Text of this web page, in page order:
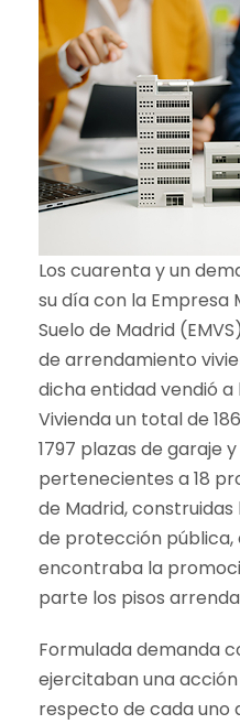
Los cuarenta y un
su día con la Empresa
Suelo de Madrid
de arrendamiento
dicha entidad vendió
Vivienda un total de
1797 plazas de garaje
pertenecientes a 18
de Madrid,
de protección pública,
encontraba la
parte los pisos
Formulada demanda
ejercitaban una
respecto de cada uno